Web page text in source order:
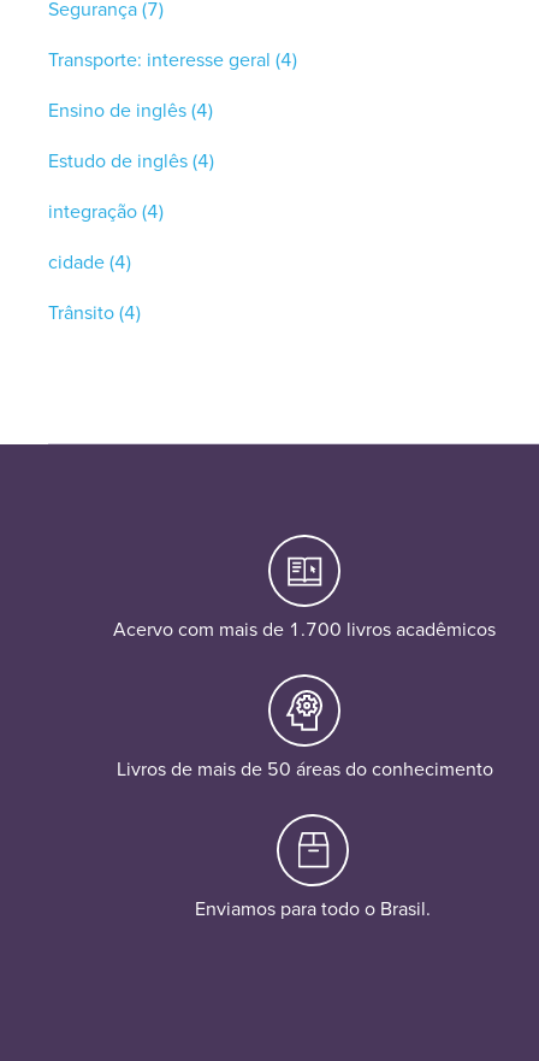
Segurança(7)
Transporte: interesse geral (4)
Ensino de inglês(4)
Estudo de inglês(4)
integração(4)
cidade(4)
Trânsito(4)
Acervo com mais de 1.700 livros acadêmicos
Livros de mais de 50 áreas do conhecimento
Enviamos para todo o Brasil.